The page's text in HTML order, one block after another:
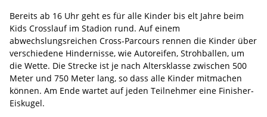
Bereits ab 16 Uhr geht es für alle Kinder bis elt Jahre beim
Kids Crosslauf im Stadion rund. Auf einem
abwechslungsreichen Cross-Parcours rennen die Kinder über
verschiedene Hindernisse, wie Autoreifen, Strohballen, um
die Wette. Die Strecke ist je nach Altersklasse zwischen 500
Meter und 750 Meter lang, so dass alle Kinder mitmachen
können. Am Ende wartet auf jeden Teilnehmer eine Finisher-
Eiskugel.